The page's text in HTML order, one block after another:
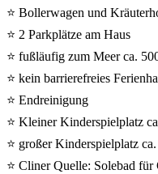
⭐ Bollerwagen und
⭐ 2 Parkplätze am Haus
⭐ fußläufig zum Meer ca.
⭐ kein barrierefreies
⭐ Endreinigung
⭐ Kleiner Kinderspielplatz
⭐ großer Kinderspielplatz
⭐ Cliner Quelle: Solebad